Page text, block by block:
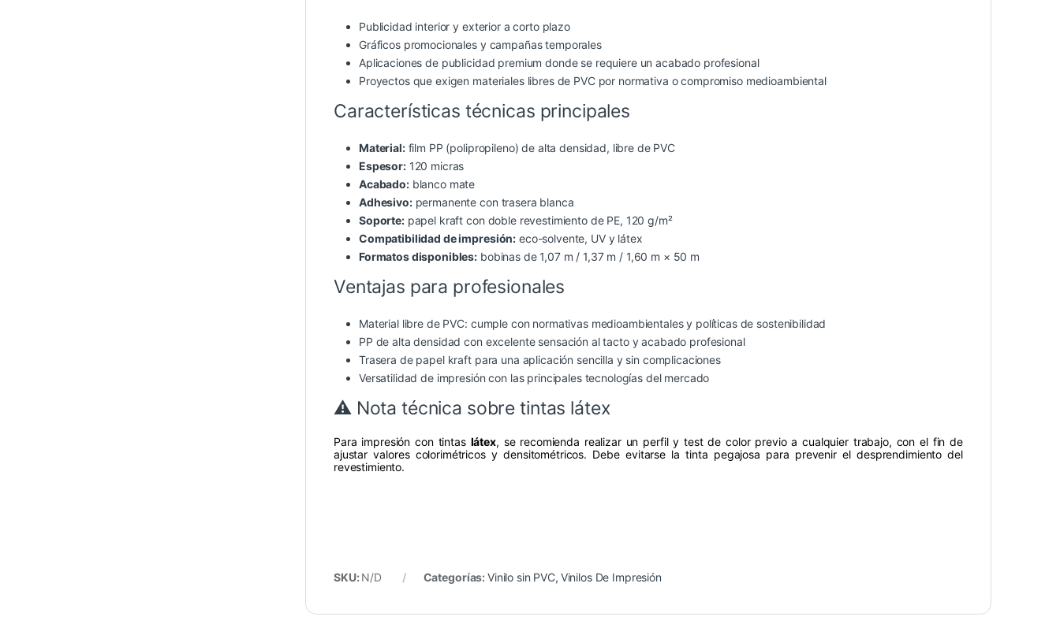
Publicidad interior y exterior a corto plazo
Gráficos promocionales y campañas temporales
Aplicaciones de publicidad premium donde se requiere un acabado profesional
Proyectos que exigen materiales libres de PVC por normativa o compromiso medioambiental
Características técnicas principales
Material:film PP (polipropileno) de alta densidad, libre de PVC
Espesor:120 micras
Acabado:blanco mate
Adhesivo:permanente con trasera blanca
Soporte:papel kraft con doble revestimiento de PE, 120 g/m²
Compatibilidad de impresión: eco-solvente, UV y látex
Formatos disponibles: bobinas de 1,07 m / 1,37 m / 1,60 m × 50 m
Ventajas para profesionales
Material libre de PVC: cumple con normativas medioambientales y políticas de sostenibilidad
PP de alta densidad con excelente sensación al tacto y acabado profesional
Trasera de papel kraft para una aplicación sencilla y sin complicaciones
Versatilidad de impresión con las principales tecnologías del mercado
⚠️ Nota técnica sobre tintas látex
Para impresión con tintas látex, se recomienda realizar un perfil y test de color previo a cualquier trabajo, con el fin de
ajustar valores colorimétricos y densitométricos. Debe evitarse la tinta pegajosa para prevenir el desprendimiento del
revestimiento.
SKU: N/D Categorías: Vinilo sin PVC, Vinilos De Impresión